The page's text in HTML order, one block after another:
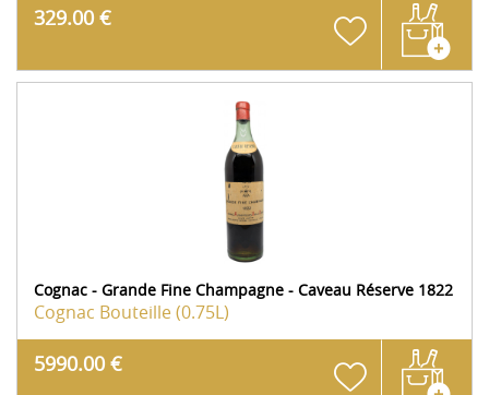
329.00 €
Cognac - Grande Fine Champagne - Caveau Réserve 1822
Cognac Bouteille (0.75L)
5990.00 €